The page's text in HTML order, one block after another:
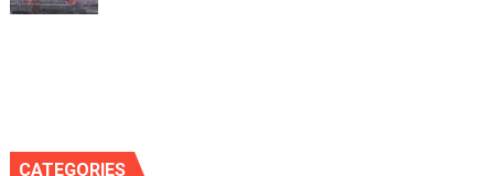
CATEGORIES